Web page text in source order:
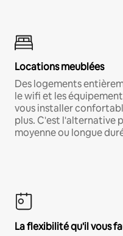
Locations meublées
Des logements
le wifi et les
vous installer
plus. C'est l'alternative
moyenne ou longue
La flexibilité qu'il vous